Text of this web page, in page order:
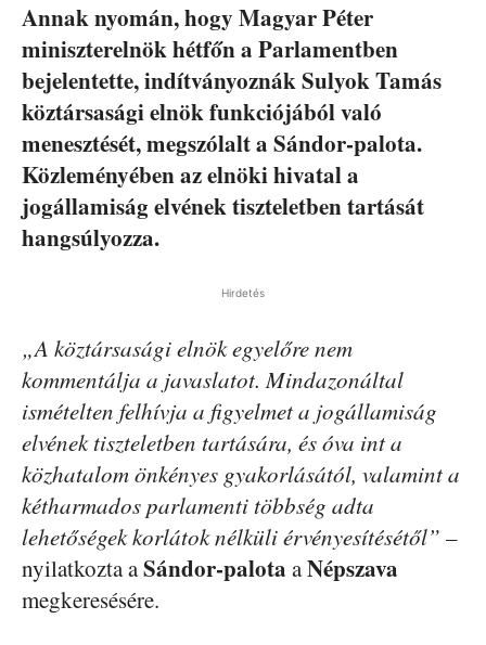
Annak nyomán, hogy Magyar Péter
miniszterelnök hétfőn a Parlamentben
bejelentette, indítványoznák Sulyok Tamás
köztársasági elnök funkciójából való
menesztését, megszólalt a Sándor-palota.
Közleményében az elnöki hivatal a
jogállamiság elvének tiszteletben tartását
hangsúlyozza.
Hirdetés
„A köztársasági elnök egyelőre nem
kommentálja a javaslatot. Mindazonáltal
ismételten felhívja a figyelmet a jogállamiság
elvének tiszteletben tartására, és óva int a
közhatalom önkényes gyakorlásától, valamint a
kétharmados parlamenti többség adta
lehetőségek korlátok nélküli érvényesítésétől” –
nyilatkozta aSándor-palota aNépszava
megkeresésére.